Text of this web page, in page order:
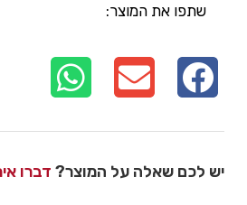
שתפו את המוצר:
יש לכם שאלה על המוצר? דברו